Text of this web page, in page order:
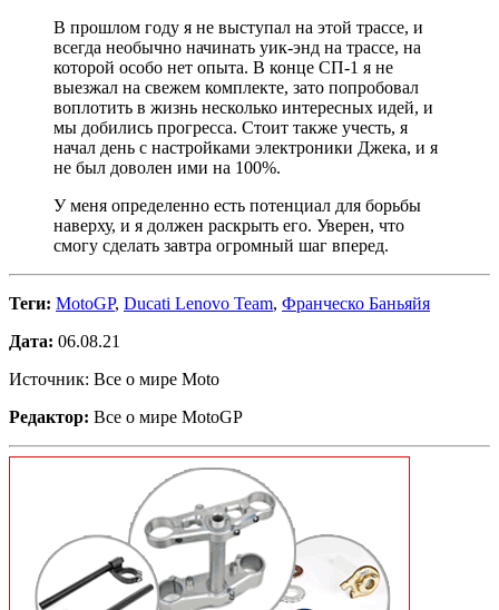
В прошлом году я не выступал на этой трассе, и
всегда необычно начинать уик-энд на трассе, на
которой особо нет опыта. В конце СП-1 я не
выезжал на свежем комплекте, зато попробовал
воплотить в жизнь несколько интересных идей, и
мы добились прогресса. Стоит также учесть, я
начал день с настройками электроники Джека, и я
не был доволен ими на 100%.
У меня определенно есть потенциал для борьбы
наверху, и я должен раскрыть его. Уверен, что
смогу сделать завтра огромный шаг вперед.
Теги: MotoGP, Ducati Lenovo Team, Франческо Баньяйя
Дата: 06.08.21
Источник: Все о мире Moto
Редактор: Все о мире MotoGP